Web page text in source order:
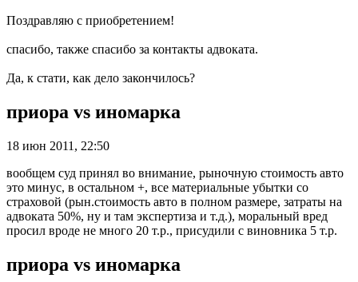
Поздравляю с приобретением!
спасибо, также спасибо за контакты адвоката.
Да, к стати, как дело закончилось?
приора vs иномарка
18 июн 2011, 22:50
вообщем суд принял во внимание, рыночную стоимость авто
это минус, в остальном +, все материальные убытки со
страховой (рын.стоимость авто в полном размере, затраты на
адвоката 50%, ну и там экспертиза и т.д.), моральный вред
просил вроде не много 20 т.р., присудили с виновника 5 т.р.
приора vs иномарка